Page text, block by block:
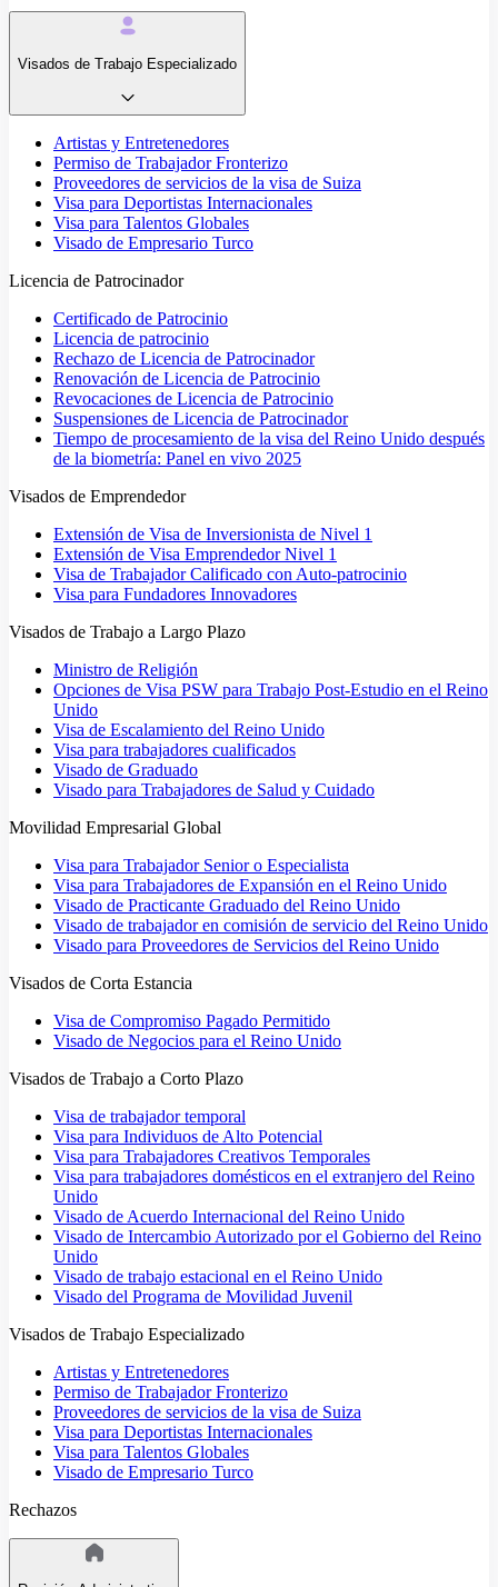
Visados de Trabajo Especializado
Artistas y Entretenedores
Permiso de Trabajador Fronterizo
Proveedores de servicios de la visa de Suiza
Visa para Deportistas Internacionales
Visa para Talentos Globales
Visado de Empresario Turco
Licencia de Patrocinador
Certificado de Patrocinio
Licencia de patrocinio
Rechazo de Licencia de Patrocinador
Renovación de Licencia de Patrocinio
Revocaciones de Licencia de Patrocinio
Suspensiones de Licencia de Patrocinador
Tiempo de procesamiento de la visa del Reino Unido después
de la biometría: Panel en vivo 2025
Visados de Emprendedor
Extensión de Visa de Inversionista de Nivel 1
Extensión de Visa Emprendedor Nivel 1
Visa de Trabajador Calificado con Auto-patrocinio
Visa para Fundadores Innovadores
Visados de Trabajo a Largo Plazo
Ministro de Religión
Opciones de Visa PSW para Trabajo Post-Estudio en el Reino
Unido
Visa de Escalamiento del Reino Unido
Visa para trabajadores cualificados
Visado de Graduado
Visado para Trabajadores de Salud y Cuidado
Movilidad Empresarial Global
Visa para Trabajador Senior o Especialista
Visa para Trabajadores de Expansión en el Reino Unido
Visado de Practicante Graduado del Reino Unido
Visado de trabajador en comisión de servicio del Reino Unido
Visado para Proveedores de Servicios del Reino Unido
Visados de Corta Estancia
Visa de Compromiso Pagado Permitido
Visado de Negocios para el Reino Unido
Visados de Trabajo a Corto Plazo
Visa de trabajador temporal
Visa para Individuos de Alto Potencial
Visa para Trabajadores Creativos Temporales
Visa para trabajadores domésticos en el extranjero del Reino
Unido
Visado de Acuerdo Internacional del Reino Unido
Visado de Intercambio Autorizado por el Gobierno del Reino
Unido
Visado de trabajo estacional en el Reino Unido
Visado del Programa de Movilidad Juvenil
Visados de Trabajo Especializado
Artistas y Entretenedores
Permiso de Trabajador Fronterizo
Proveedores de servicios de la visa de Suiza
Visa para Deportistas Internacionales
Visa para Talentos Globales
Visado de Empresario Turco
Rechazos